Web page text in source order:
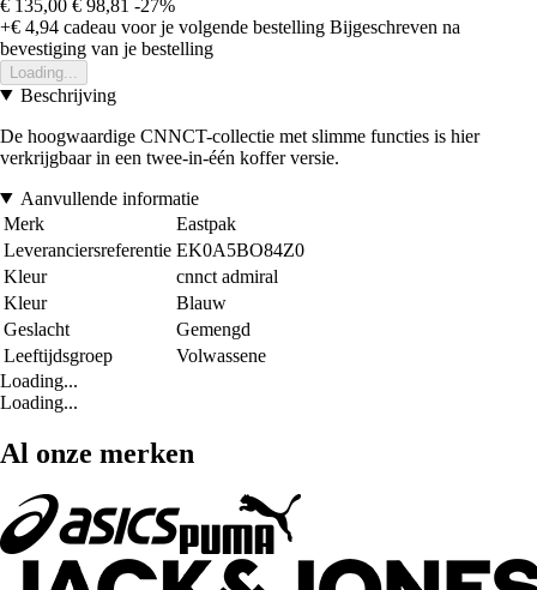
€ 135,00 € 98,81 -27%
+€ 4,94 cadeau voor je volgende bestelling Bijgeschreven na
bevestiging van je bestelling
Loading...
Beschrijving
De hoogwaardige CNNCT-collectie met slimme functies is hier
verkrijgbaar in een twee-in-één koffer versie.
Aanvullende informatie
Merk
Eastpak
Leveranciersreferentie EK0A5BO84Z0
Kleur
cnnct admiral
Kleur
Blauw
Geslacht
Gemengd
Leeftijdsgroep
Volwassene
Loading...
Loading...
Al onze merken